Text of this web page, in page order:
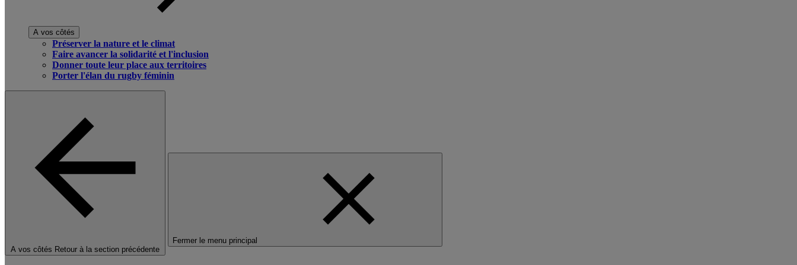
A vos côtés
Préserver la nature et le climat
Faire avancer la solidarité et l'inclusion
Donner toute leur place aux territoires
Porter l'élan du rugby féminin
A vos côtés Retour à la section précédente
Fermer le menu principal